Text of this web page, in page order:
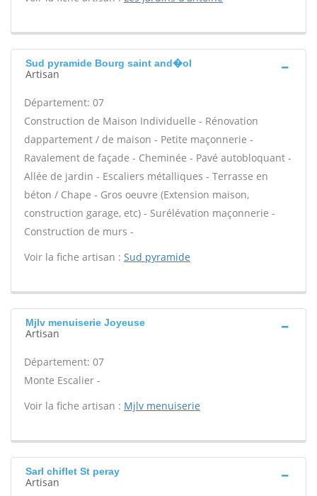
Sud pyramide Bourg saint and�ol
Artisan
Département: 07
Construction de Maison Individuelle - Rénovation
dappartement / de maison - Petite maçonnerie -
Ravalement de façade - Cheminée - Pavé autobloquant -
Allée de jardin - Escaliers métalliques - Terrasse en
béton / Chape - Gros oeuvre (Extension maison,
construction garage, etc) - Surélévation maçonnerie -
Construction de murs -
Voir la fiche artisan : Sud pyramide
Mjlv menuiserie Joyeuse
Artisan
Département: 07
Monte Escalier -
Voir la fiche artisan : Mjlv menuiserie
Sarl chiflet St peray
Artisan